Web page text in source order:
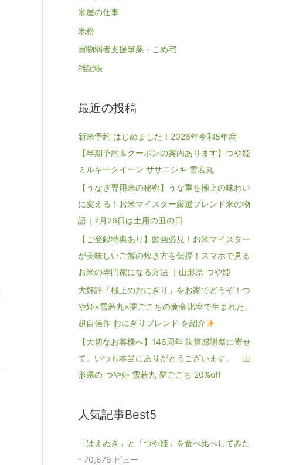
米屋の仕事
米粉
買物弱者支援事業・こめ宅
雑記帳
最近の投稿
新米予約 はじめました！2026年令和8年産
【早期予約＆クーポンの案内あります】つや姫
ミルキークイーン ササニシキ 雪若丸
【うなぎ専用米の秘密】うな重を極上の味わい
に変える！お米マイスター厳選ブレンド米の物
語｜7月26日は土用の丑の日
【ご登録特典あり】動画必見！お米マイスター
が美味しいご飯の炊き方を伝授！スマホで見る
お米の専門家になる方法 ｜山形県 つや姫
大好評「極上のおにぎり」をお家でどうぞ！つ
や姫×雪若丸×夢ごこちの黄金比率で生まれた、
超自信作 おにぎりブレンド を紹介
【大切なお客様へ】146周年 決算感謝祭に寄せ
て。いつも本当にありがとうございます。 山
形県の つや姫 雪若丸 夢ごこち 20%off
人気記事Best5
「はえぬき」と「つや姫」を食べ比べしてみた
- 70,876 ビュー